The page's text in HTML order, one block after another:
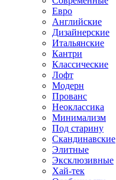
Евро
Английские
Дизайнерские
Итальянские
Кантри
Классические
Лофт
Модерн
Прованс
Неоклассика
Минимализм
Под старину
Скандинавские
Элитные
Эксклюзивные
Хай-тек